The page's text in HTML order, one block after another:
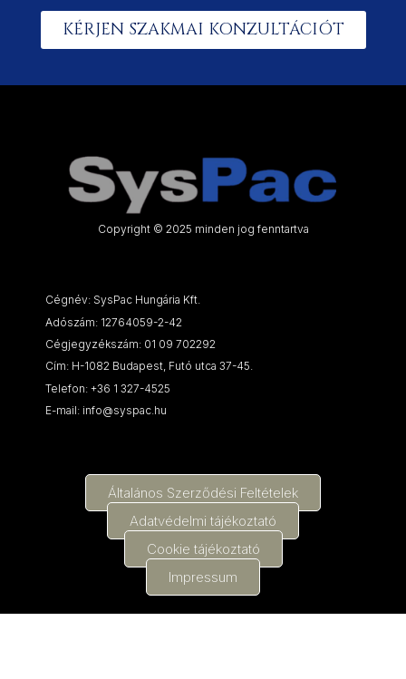
KÉRJEN SZAKMAI KONZULTÁCIÓT
Copyright © 2025 minden jog fenntartva
Cégnév: SysPac Hungária Kft.
Adószám: 12764059-2-42
Cégjegyzékszám: 01 09 702292
Cím: H-1082 Budapest, Futó utca 37-45.
Telefon: +36 1 327-4525
E-mail: info@syspac.hu
Általános Szerződési Feltételek
Adatvédelmi tájékoztató
Cookie tájékoztató
Impressum